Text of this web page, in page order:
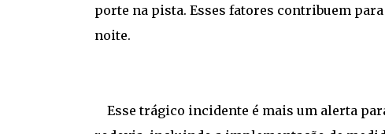
porte na pista. Esses fatores contribuem
noite.
Esse trágico incidente é mais um alerta